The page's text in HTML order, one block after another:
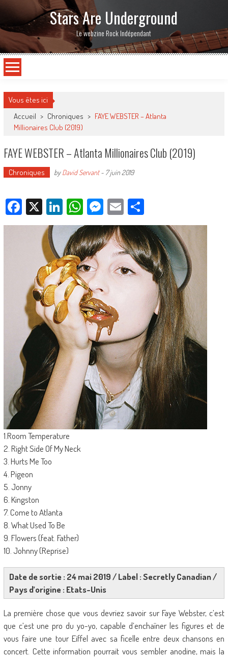
Stars Are Underground
Le webzine Rock Indépendant
Vous êtes ici
Accueil > Chroniques > FAYE WEBSTER – Atlanta
Millionaires Club (2019)
FAYE WEBSTER – Atlanta Millionaires Club (2019)
Chroniques byDavid Servant- 7 juin 2019
Facebook
X LinkedIn
WhatsApp
Messenger
EmailPartager
1.Room Temperature
2. Right Side Of My Neck
3. Hurts Me Too
4. Pigeon
5. Jonny
6. Kingston
7. Come to Atlanta
8. What Used To Be
9. Flowers (feat. Father)
10. Johnny (Reprise)
Date de sortie : 24 mai 2019 / Label : Secretly Canadian /
Pays d’origine : Etats-Unis
La première chose que vous devriez savoir sur Faye Webster, c’est
que c’est une pro du yo-yo, capable d’enchaîner les figures et de
vous faire une tour Eiffel avec sa ficelle entre deux chansons en
concert. Cette information pourrait vous sembler anodine, mais la